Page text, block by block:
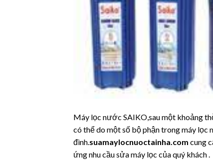
Máy lọc nước SAIKO,sau một khoảng
có thể do một số bộ phận trong máy lọc
đình.suamaylocnuoctainha.com cung
ứng nhu cầu sửa máy lọc của quý khách .